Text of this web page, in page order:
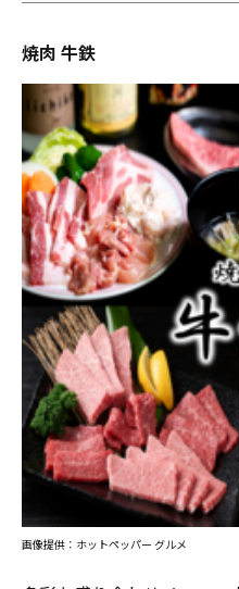
焼肉 牛鉄
画像提供：ホットペッパー グルメ